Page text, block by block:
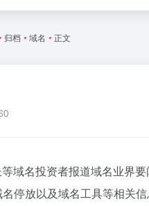
• 归档 • 域名 • 正文
域名投资者报道域名业界
停放以及域名工具等相关信